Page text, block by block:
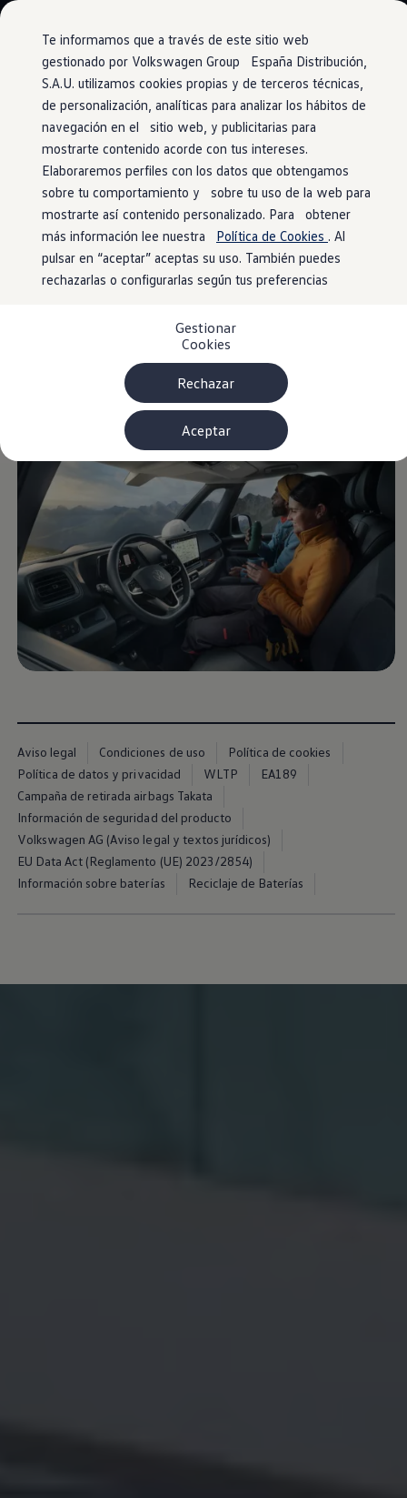
Te informamos que a través de este sitio web
gestionado por Volkswagen Group España Distribución,
S.A.U. utilizamos cookies propias y de terceros técnicas,
de personalización, analíticas para analizar los hábitos de
navegación en el sitio web, y publicitarias para
mostrarte contenido acorde con tus intereses.
Elaboraremos perfiles con los datos que obtengamos
sobre tu comportamiento y sobre tu uso de la web para
mostrarte así contenido personalizado. Para obtener
más información lee nuestra Política de Cookies . Al
pulsar en “aceptar” aceptas su uso. También puedes
rechazarlas o configurarlas según tus preferencias
Aceptar
Rechazar
Gestionar
Cookies
Ir
directamente
al contenido
Ir
directamente
al pie de
página
ComercialesConoce todos los modelos
Configura todos los modelos
Ver todos los modelos
Ver todos los modelos
Soluciones estandarizadas
Campers
Ofertas y stock
Ofertas para profesionales
Volkswagen nuevo en stock
Volkswagen de ocasión en stock
Ofertas para particulares
Volkswagen nuevo en stock
Volkswagen de ocasión
Eléctricos e híbridos
Simulador de autonomía
Simulador de carga
Ventajas para profesionales
Ventajas para particulares
Profesionales
My Leasing
Financiación Estándar
Financiación para Volkswagen de ocasión
Seguros
Volkswagen 4Business
My Renting
My Way
Financiación Estándar
Financiación para Volkswagen de ocasión
Seguros
My Renting
Conectividad
Ventajas para profesionales
Ventajas para particulares
VW Connect
Descarga de nuevas funcionalidades
Clientes y posventa
Mantenimiento y reparaciones
Ventajas Servicio Oficial
Plan de mantenimiento
Baterías
Carrocería
Servicio técnico para eléctricos
Asistencia y garantía
Asistencia en carretera
Garantía Volkswagen
Ventajas para profesionales
Servicio técnico para eléctricos
Importación de rutas y destinos online
Envía tu destinoal
sistema de navegación
individuales al sistema de navegación de tu vehículo a
través de la aplicación de VW Connect incluso antes de
iniciar tu viaje, y empieza tus próximas vacaciones de
forma relajada, ¡con todo bajo control!
Aviso legal Condiciones de uso
Política de cookies
Política de datos y privacidad
WLTP
EA189
Campaña de retirada airbags Takata
Información de seguridad del producto
Volkswagen AG (Aviso legal y textos jurídicos)
EU Data Act (Reglamento (UE) 2023/2854)
Información sobre baterías
Reciclaje de Baterías